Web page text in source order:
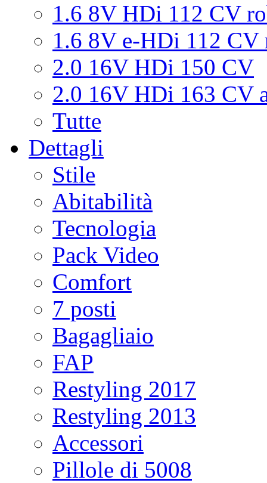
1.6 8V HDi 112 CV
1.6 8V e-HDi 112 CV
2.0 16V HDi 150 CV
2.0 16V HDi 163 CV
Tutte
Dettagli
Stile
Abitabilità
Tecnologia
Pack Video
Comfort
7 posti
Bagagliaio
FAP
Restyling 2017
Restyling 2013
Accessori
Pillole di 5008